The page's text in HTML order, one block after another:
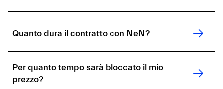
Quanto dura il contratto con NeN?
Per quanto tempo sarà bloccato il mio
prezzo?